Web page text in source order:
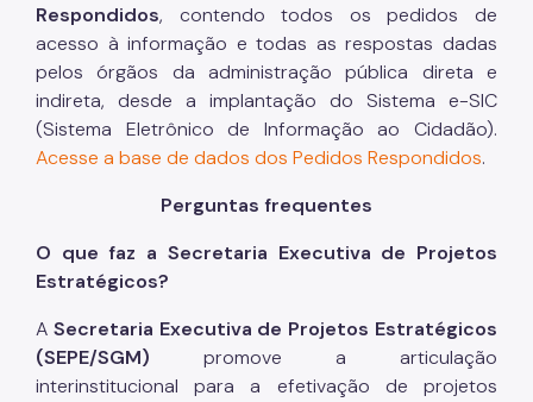
Respondidos, contendo todos os pedidos de
acesso à informação e todas as respostas dadas
pelos órgãos da administração pública direta e
indireta, desde a implantação do Sistema e-SIC
(Sistema Eletrônico de Informação ao Cidadão).
Acesse a base de dados dos Pedidos Respondidos.
Perguntas frequentes
O que faz a Secretaria Executiva de Projetos
Estratégicos?
A Secretaria Executiva de Projetos Estratégicos
(SEPE/SGM) promove a articulação
interinstitucional para a efetivação de projetos